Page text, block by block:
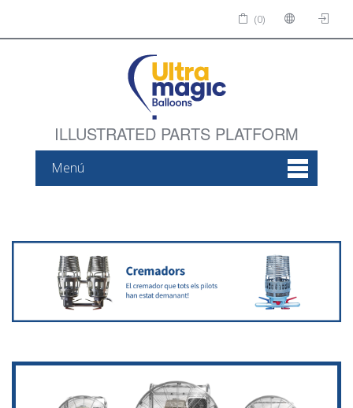
(0)
ILLUSTRATED PARTS PLATFORM
Menú